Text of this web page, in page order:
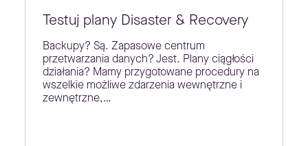
Testuj plany Disaster & Recovery
Backupy? Są. Zapasowe centrum
przetwarzania danych? Jest. Plany ciągłości
działania? Mamy przygotowane procedury na
wszelkie możliwe zdarzenia wewnętrzne i
zewnętrzne,…